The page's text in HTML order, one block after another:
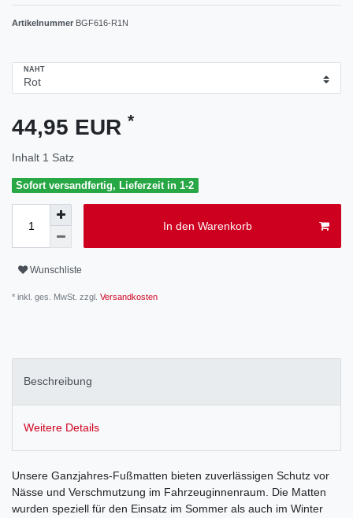
Artikelnummer BGF616-R1N
NAHT
44,95 EUR *
Inhalt 1 Satz
Sofort versandfertig, Lieferzeit in 1-2
In den Warenkorb
Wunschliste
* inkl. ges. MwSt. zzgl. Versandkosten
Beschreibung
Weitere Details
Unsere Ganzjahres-Fußmatten bieten zuverlässigen Schutz vor
Nässe und Verschmutzung im Fahrzeuginnenraum. Die Matten
wurden speziell für den Einsatz im Sommer als auch im Winter